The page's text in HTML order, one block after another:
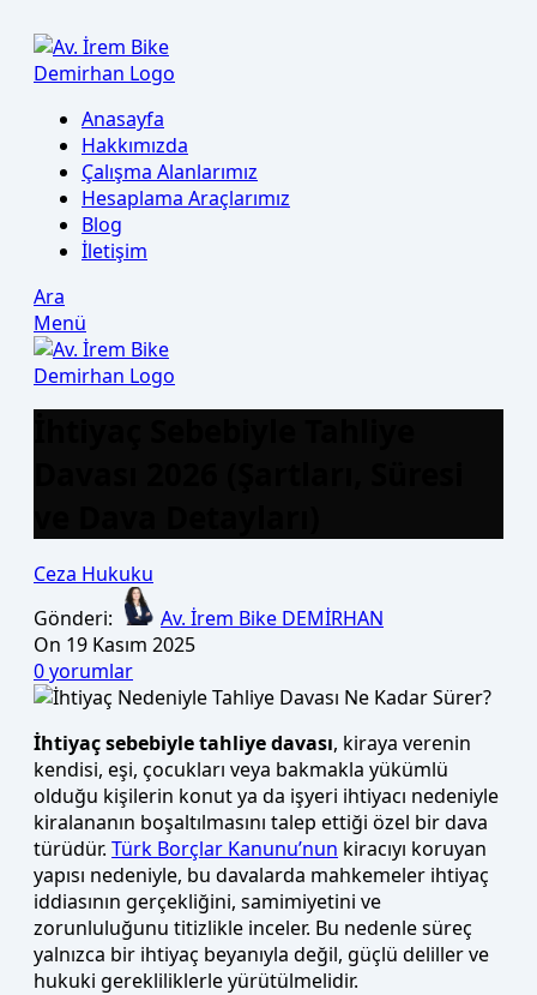
Anasayfa
Hakkımızda
Çalışma Alanlarımız
Hesaplama Araçlarımız
Blog
İletişim
Ara
Menü
Ceza Hukuku
Gönderi:
Av. İrem Bike DEMİRHAN
On 19 Kasım 2025
0yorumlar
İhtiyaç sebebiyle tahliye davası, kiraya verenin
kendisi, eşi, çocukları veya bakmakla yükümlü
olduğu kişilerin konut ya da işyeri ihtiyacı nedeniyle
kiralananın boşaltılmasını talep ettiği özel bir dava
türüdür. Türk Borçlar Kanunu’nun kiracıyı koruyan
yapısı nedeniyle, bu davalarda mahkemeler ihtiyaç
iddiasının gerçekliğini, samimiyetini ve
zorunluluğunu titizlikle inceler. Bu nedenle süreç
yalnızca bir ihtiyaç beyanıyla değil, güçlü deliller ve
hukuki gerekliliklerle yürütülmelidir.